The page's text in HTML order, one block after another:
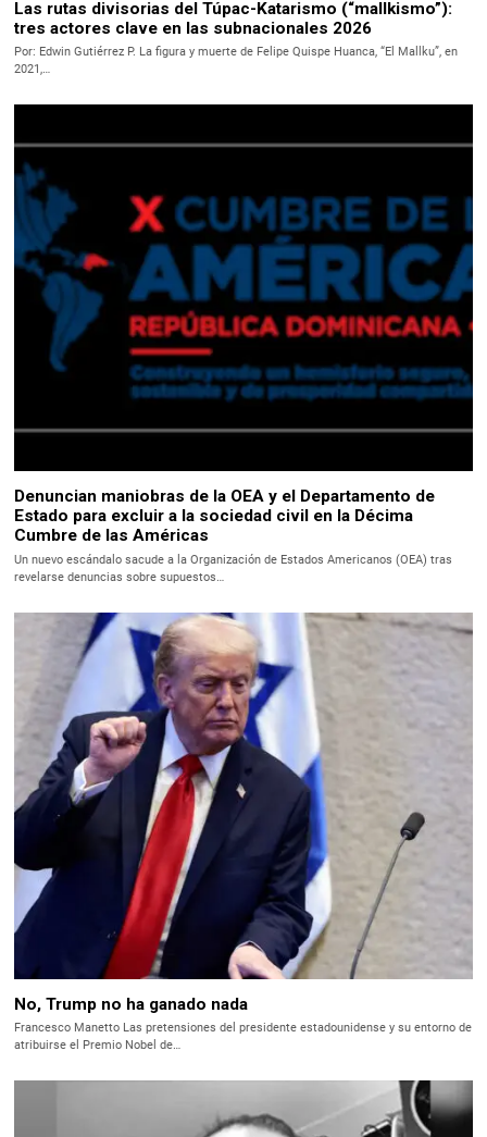
Las rutas divisorias del Túpac-Katarismo (“mallkismo”):
tres actores clave en las subnacionales 2026
Por: Edwin Gutiérrez P. La figura y muerte de Felipe Quispe Huanca, “El Mallku”, en
2021,…
Denuncian maniobras de la OEA y el Departamento de
Estado para excluir a la sociedad civil en la Décima
Cumbre de las Américas
Un nuevo escándalo sacude a la Organización de Estados Americanos (OEA) tras
revelarse denuncias sobre supuestos…
No, Trump no ha ganado nada
Francesco Manetto Las pretensiones del presidente estadounidense y su entorno de
atribuirse el Premio Nobel de…